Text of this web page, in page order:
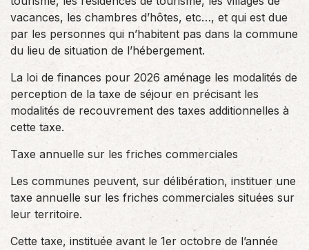
vacances, les chambres d’hôtes, etc…, et qui est due
par les personnes qui n’habitent pas dans la commune
du lieu de situation de l’hébergement.
La loi de finances pour 2026 aménage les modalités de
perception de la taxe de séjour en précisant les
modalités de recouvrement des taxes additionnelles à
cette taxe.
Taxe annuelle sur les friches commerciales
Les communes peuvent, sur délibération, instituer une
taxe annuelle sur les friches commerciales situées sur
leur territoire.
Cette taxe, instituée avant le 1er octobre de l’année